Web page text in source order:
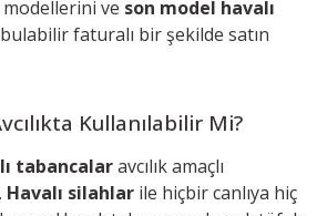
modellerini ve son model havalı
faturalı bir şekilde satın
Kullanılabilir Mi?
tabancalaravcılık amaçlı
Havalı silahlar ile hiçbir canlıya hiç